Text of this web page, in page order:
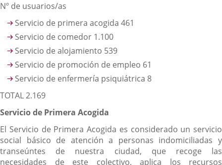
Nº de usuarios/as
Servicio de primera acogida 461
Servicio de comedor 1.100
Servicio de alojamiento 539
Servicio de promoción de empleo 61
Servicio de enfermería psiquiátrica 8
TOTAL 2.169
Servicio de Primera Acogida
El Servicio de Primera Acogida es considerado un servicio
social básico de atención a personas indomiciliadas y
transeúntes de nuestra ciudad, que recoge las
necesidades de este colectivo, aplica los recursos